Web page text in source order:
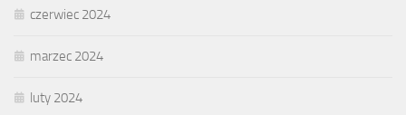
czerwiec 2024
marzec 2024
luty 2024